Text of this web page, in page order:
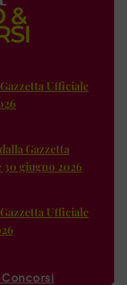
Ufficiale
Gazzetta
30 giugno 2026
Ufficiale